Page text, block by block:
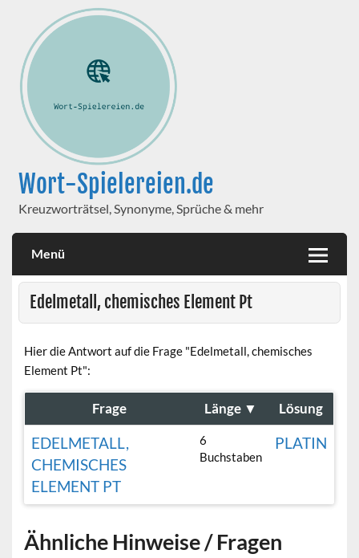
Wort-Spielereien.de
Kreuzworträtsel, Synonyme, Sprüche & mehr
Menü
Edelmetall, chemisches Element Pt
Hier die Antwort auf die Frage "Edelmetall, chemisches
Element Pt":
Frage Länge ▼ Lösung
EDELMETALL,
CHEMISCHES
ELEMENT PT
6
Buchstaben
PLATIN
Ähnliche Hinweise / Fragen